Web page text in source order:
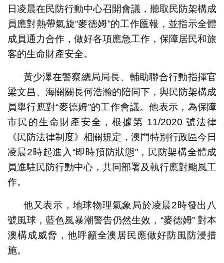
日凌晨在民防行動中心召開會議，聽取民防架構成
員應對熱帶氣旋“麥德姆”的工作匯報，並指示全體
成員通力合作，做好各項應急工作，保障居民和旅
客的生命財產安全。
黃少澤在警察總局局長、輔助聯合行動指揮官
梁文昌、海關關長何浩瀚的陪同下，與民防架構成
員舉行應對“麥德姆”的工作會議。他表示，為保障
市民的生命財產安全，根據第 11/2020 號法律
《民防法律制度》相關規定，澳門特別行政區今日
凌晨2時起進入“即時預防狀態”，民防架構全體成
員進駐民防行動中心，共同部署及執行應對颱風工
作。
他又表示，地球物理氣象局於凌晨2時發出八
號風球，藍色風暴潮警告仍然生效，“麥德姆” 對本
澳構成威脅，他呼籲全澳居民應做好防風防浸措
施。